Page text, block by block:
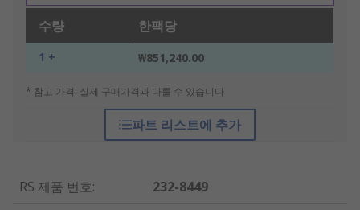
수량 한팩당
1 + ₩851,240.00
* 참고 가격: 실제 구매가격과 다를 수 있습니다
파트 리스트에 추가
RS 제품 번호:
232-8449